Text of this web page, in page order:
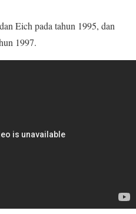
Eich pada tahun 1995, dan
1997.